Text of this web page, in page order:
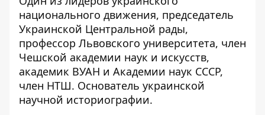
национального движения, председатель
Украинской Центральной рады,
профессор Львовского университета, член
Чешской академии наук и искусств,
академик ВУАН и Академии наук СССР,
член НТШ. Основатель украинской
научной историографии.